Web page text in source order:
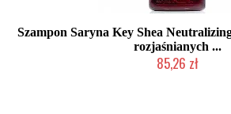
Szampon Saryna Key Shea
rozjaśnianych ...
85,26 zł